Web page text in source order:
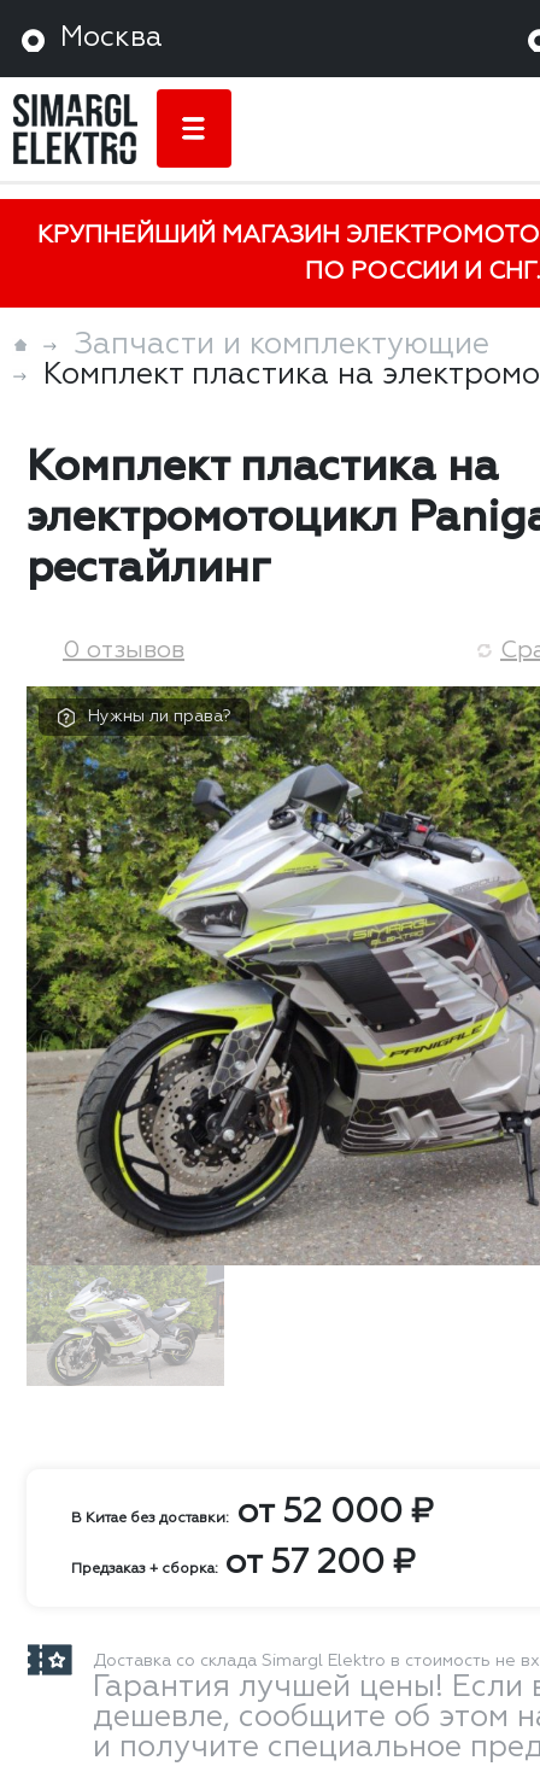
Москва
КРУПНЕЙШИЙ МАГАЗИН
ПО РОССИИ И СНГ.
Запчасти и комплектующие
Комплект пластика на
Комплект пластика на
электромотоцикл
рестайлинг
0 отзывов
Нужны ли права?
В Китае без доставки: от 52 000 ₽
Предзаказ + сборка: от 57 200 ₽
Доставка со склада Simargl Elektro в стоимость не
Гарантия лучшей цены! Если
дешевле, сообщите об этом
и получите специальное